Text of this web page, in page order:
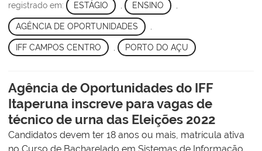
registrado em: ESTÁGIO , ENSINO ,
AGÊNCIA DE OPORTUNIDADES
IFF CAMPOS CENTRO PORTO DO AÇU
Agência de Oportunidades do IFF
Itaperuna inscreve para vagas de
técnico de urna das Eleições 2022
Candidatos devem ter 18 anos ou mais, matrícula ativa